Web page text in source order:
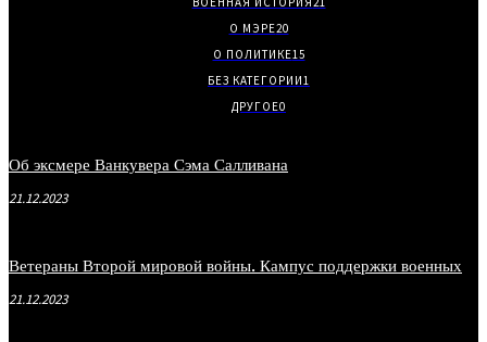
О МЭРЕ20
О ПОЛИТИКЕ15
БЕЗ КАТЕГОРИИ1
ДРУГОЕ0
Об эксмере Ванкувера Сэма Салливана
21.12.2023
Ветераны Второй мировой войны. Кампус поддержки военных
21.12.2023